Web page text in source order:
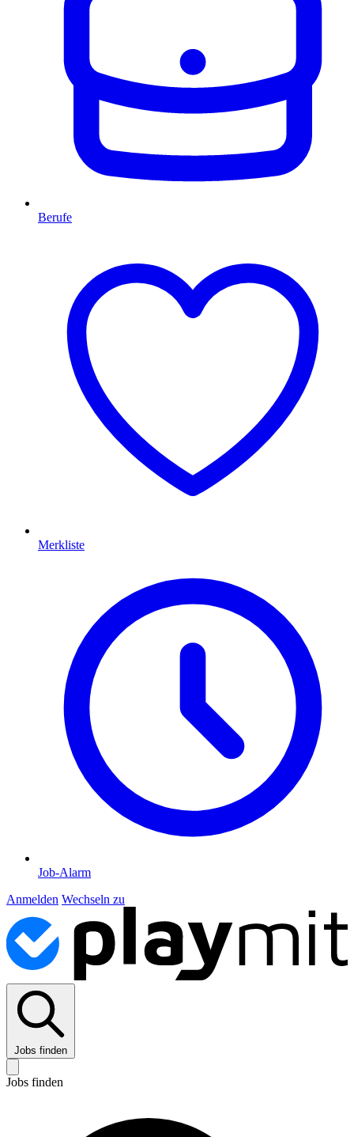
Berufe
Merkliste
Job-Alarm
Anmelden Wechseln zu
Jobs finden
Jobs finden